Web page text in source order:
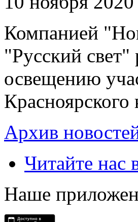
Компанией
"Русский свет"
освещению
Красноярского
Архив
Читайте нас
Наше